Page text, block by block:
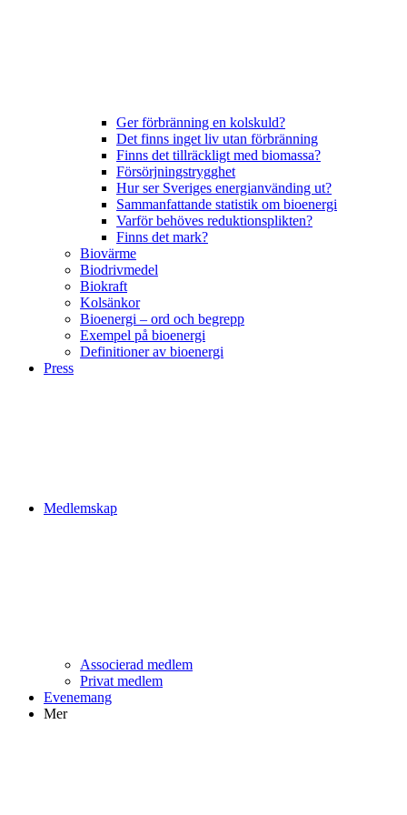
Ger förbränning en kolskuld?
Det finns inget liv utan förbränning
Finns det tillräckligt med biomassa?
Försörjningstrygghet
Hur ser Sveriges energianvänding ut?
Sammanfattande statistik om bioenergi
Varför behöves reduktionsplikten?
Finns det mark?
Biovärme
Biodrivmedel
Biokraft
Kolsänkor
Bioenergi – ord och begrepp
Exempel på bioenergi
Definitioner av bioenergi
Press
Medlemskap
Associerad medlem
Privat medlem
Evenemang
Mer